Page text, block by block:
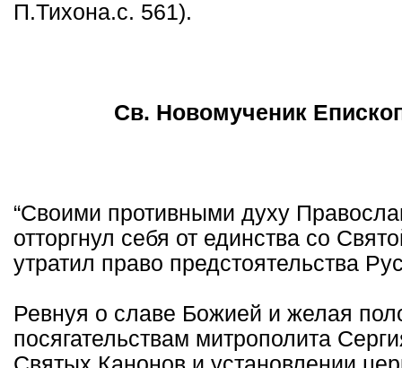
П.Тихона.с. 561).
Св. Новомученик
“Своими противными духу
отторгнул себя от единства со
утратил право предстоятельства
Ревнуя о славе Божией и желая
посягательствам митрополита